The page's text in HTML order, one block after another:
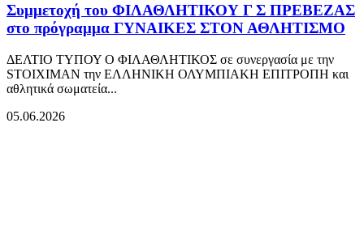
Συμμετοχή του ΦΙΛΑΘΛΗΤΙΚΟΥ Γ Σ ΠΡΕΒΕΖΑΣ
στο πρόγραμμα ΓΥΝΑΙΚΕΣ ΣΤΟΝ ΑΘΛΗΤΙΣΜΟ
ΔΕΛΤΙΟ ΤΥΠΟΥ Ο ΦΙΛΑΘΛΗΤΙΚΟΣ σε συνεργασία με την
STOIXIMAN την ΕΛΛΗΝΙΚΗ ΟΛΥΜΠΙΑΚΗ ΕΠΙΤΡΟΠΗ και
αθλητικά σωματεία...
05.06.2026